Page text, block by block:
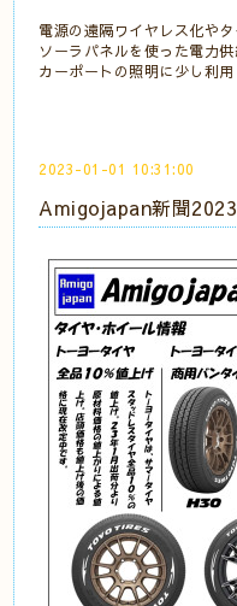
電源の遠隔ワイヤレス化やタ
ソーラパネルを使った電力
カーポートの照明に少し利
2023-01-01 10:31:00
Amigojapan新聞